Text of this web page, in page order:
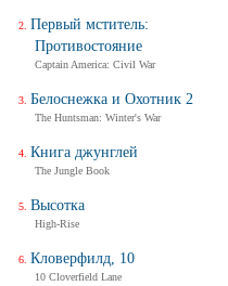
Первый мститель:
Противостояние
Captain America: Civil War
Белоснежка и Охотник 2
The Huntsman: Winter's War
Книга джунглей
The Jungle Book
Высотка
High-Rise
Кловерфилд, 10
10 Cloverfield Lane